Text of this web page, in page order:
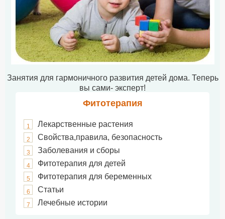
Занятия для гармоничного развития детей дома. Теперь
вы сами- эксперт!
Фитотерапия
1 Лекарственные растения
2 Свойства,правила, безопасность
3 Заболевания и сборы
4 Фитотерапия для детей
5 Фитотерапия для беременных
6 Статьи
7 Лечебные истории